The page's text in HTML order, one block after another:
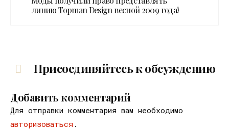
линию Topman Design весной 2009 года!
Присоединяйтесь к обсуждению
Добавить комментарий
Для отправки комментария вам необходимо
авторизоваться .